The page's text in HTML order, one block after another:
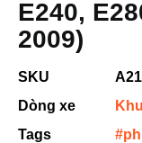
E240,
2009)
SKU
Dòng xe
Tags